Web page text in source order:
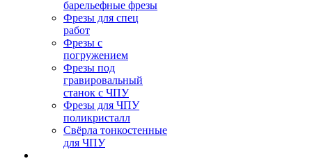
барельефные фрезы
Фрезы для спец
работ
Фрезы с
погружением
Фрезы под
гравировальный
станок с ЧПУ
Фрезы для ЧПУ
поликристалл
Свёрла тонкостенные
для ЧПУ